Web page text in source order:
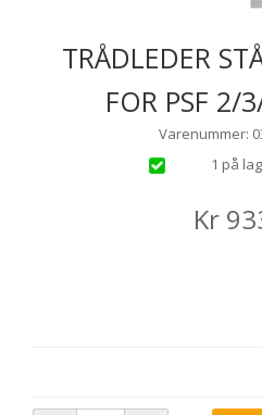
TRÅDLEDER
FOR PSF 2/
Varenummer:
1 på
Kr